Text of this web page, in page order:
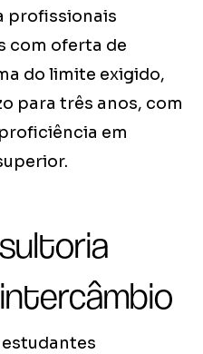
profissionais
com oferta de
do limite exigido,
para três anos, com
em
estudantes